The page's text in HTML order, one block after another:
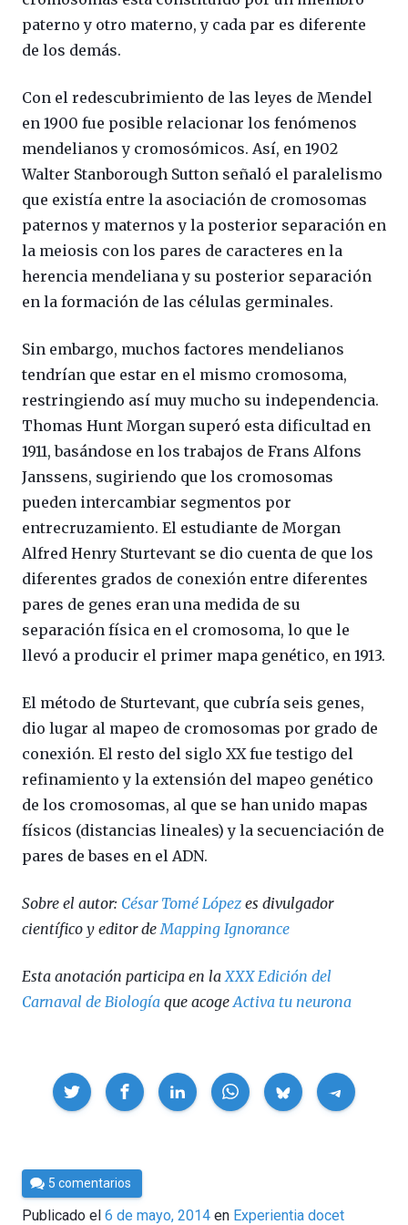
paterno y otro materno, y cada par es diferente
de los demás.
Con el redescubrimiento de las leyes de Mendel
en 1900 fue posible relacionar los fenómenos
mendelianos y cromosómicos. Así, en 1902
Walter Stanborough Sutton señaló el paralelismo
que existía entre la asociación de cromosomas
paternos y maternos y la posterior separación en
la meiosis con los pares de caracteres en la
herencia mendeliana y su posterior separación
en la formación de las células germinales.
Sin embargo, muchos factores mendelianos
tendrían que estar en el mismo cromosoma,
restringiendo así muy mucho su independencia.
Thomas Hunt Morgan superó esta dificultad en
1911, basándose en los trabajos de Frans Alfons
Janssens, sugiriendo que los cromosomas
pueden intercambiar segmentos por
entrecruzamiento. El estudiante de Morgan
Alfred Henry Sturtevant se dio cuenta de que los
diferentes grados de conexión entre diferentes
pares de genes eran una medida de su
separación física en el cromosoma, lo que le
llevó a producir el primer mapa genético, en 1913.
El método de Sturtevant, que cubría seis genes,
dio lugar al mapeo de cromosomas por grado de
conexión. El resto del siglo XX fue testigo del
refinamiento y la extensión del mapeo genético
de los cromosomas, al que se han unido mapas
físicos (distancias lineales) y la secuenciación de
pares de bases en el ADN.
Sobre el autor: César Tomé López es divulgador
científico y editor de Mapping Ignorance
Esta anotación participa en la XXX Edición del
Carnaval de Biología que acoge Activa tu neurona
Compartir
Por
César
5 comentarios
Publicado el 6 de mayo, 2014 en Experientia docet